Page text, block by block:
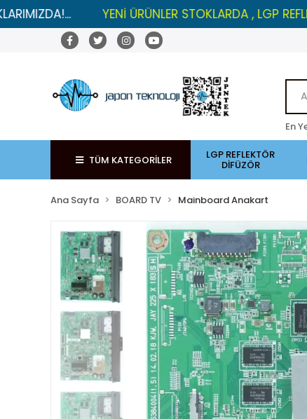
YENİ ÜRÜNLER STOKLARDA , LGP
En
TÜM KATEGORİLER LGP REFLEKTÖR
DİFÜZÖR
Ana Sayfa BOARD TV Mainboard Anakart